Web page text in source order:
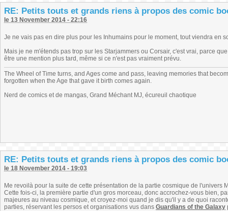
RE: Petits touts et grands riens à propos des comic
le 13 November 2014 - 22:16
Je ne vais pas en dire plus pour les Inhumains pour le moment, tout viendra en
Mais je ne m'étends pas trop sur les Starjammers ou Corsair, c'est vrai, parce
être une mention plus tard, même si ce n'est pas vraiment prévu.
The Wheel of Time turns, and Ages come and pass, leaving memories that
forgotten when the Age that gave it birth comes again.
Nerd de comics et de mangas, Grand Méchant MJ, écureuil chaotique
RE: Petits touts et grands riens à propos des comic
le 18 November 2014 - 19:03
Me revoilà pour la suite de cette présentation de la partie cosmique de l'univers
Cette fois-ci, la première partie d'un gros morceau, donc accrochez-vous bien,
majeures au niveau cosmique, et croyez-moi quand je dis qu'il y a de quoi
parties, réservant les persos et organisations vus dans Guardians of the Galaxy